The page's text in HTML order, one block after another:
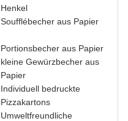
Henkel
Soufflébecher aus Papier
Portionsbecher aus Papier
kleine Gewürzbecher aus
Papier
Individuell bedruckte
Pizzakartons
Umweltfreundliche